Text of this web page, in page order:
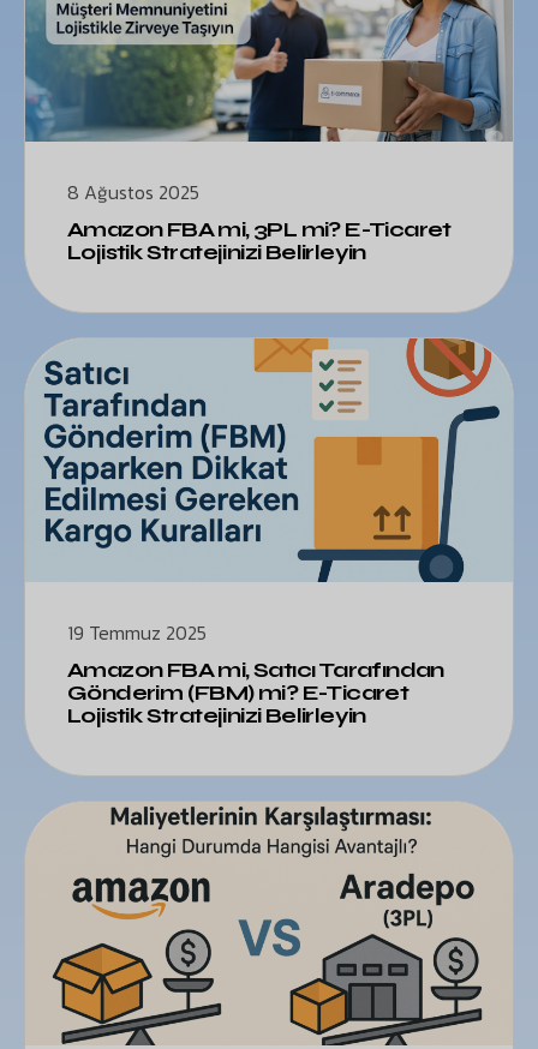
8 Ağustos 2025
Amazon FBA mi, 3PL mi? E-Ticaret
Lojistik Stratejinizi Belirleyin
19 Temmuz 2025
Amazon FBA mi, Satıcı Tarafından
Gönderim (FBM) mi? E-Ticaret
Lojistik Stratejinizi Belirleyin